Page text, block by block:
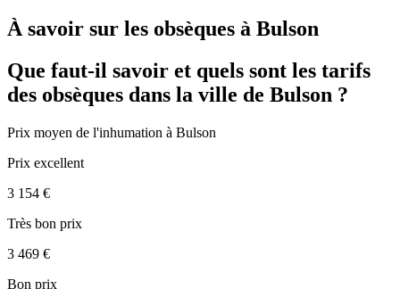
À savoir sur les obsèques à Bulson
Que faut-il savoir et quels sont les tarifs
des obsèques dans la ville de Bulson ?
Prix moyen de l'inhumation à Bulson
Prix excellent
3 154 €
Très bon prix
3 469 €
Bon prix